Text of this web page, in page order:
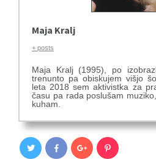
Maja Kralj
+ posts
Maja Kralj (1995), po
trenunto pa obiskujem višjo
leta 2018 sem aktivistka za
času pa rada poslušam
kuham.